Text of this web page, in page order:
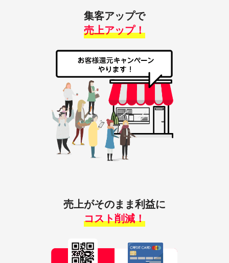
集客アップで
売上アップ！
売上がそのまま利益に
コスト削減！